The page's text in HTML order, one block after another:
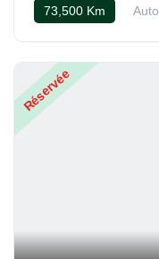
73,500 Km
Réservée